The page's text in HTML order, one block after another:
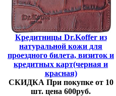
Кредитницы Dr.Koffer из
натуральной кожи для
проездного билета, визиток и
кредитных карт(черная и
красная)
СКИДКА При покупке от 10
шт. цена 600руб.